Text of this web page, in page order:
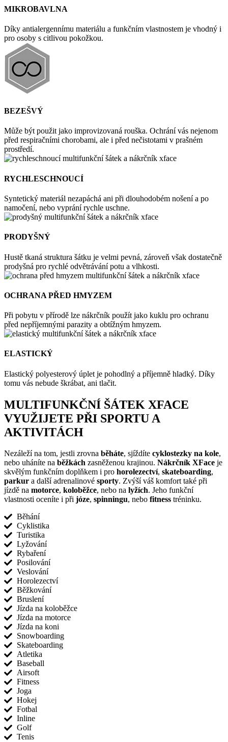
MIKROBAVLNA
Díky antialergennímu materiálu a funkčním vlastnostem je vhodný i
pro osoby s citlivou pokožkou.
BEZEŠVÝ
Může být použit jako improvizovaná rouška. Ochrání vás nejenom
před respiračními chorobami, ale i před nečistotami v prašném
prostředí.
RYCHLESCHNOUCÍ
Syntetický materiál nezapáchá ani při dlouhodobém nošení a po
namočení, nebo vyprání rychle uschne.
PRODYŠNÝ
Hustě tkaná struktura šátku je velmi pevná, zároveň však dostatečně
prodyšná pro rychlé odvětrávání potu a vlhkosti.
OCHRANA PŘED HMYZEM
Při pobytu v přírodě lze nákrčník použít jako kuklu pro ochranu
před nepříjemnými parazity a obtížným hmyzem.
ELASTICKÝ
Elastický polyesterový úplet je pohodlný a příjemně hladký. Díky
tomu vás nebude škrábat, ani tlačit.
MULTIFUNKČNÍ ŠÁTEK XFACE
VYUŽIJETE PŘI SPORTU A
AKTIVITÁCH
Nezáleží na tom, jestli zrovna běháte, sjíždíte cyklostezky na kole,
nebo uháníte na běžkách zasněženou krajinou. Nákrčník XFace je
skvělým funkčním doplňkem i pro horolezectví, skateboarding,
parkur a další adrenalinové sporty. Zvýší váš komfort také při
jízdě na motorce, koloběžce, nebo na lyžích. Jeho funkční
vlastnosti oceníte i při józe, spinningu, nebo fitness tréninku.
Běhání
Cyklistika
Turistika
Lyžování
Rybaření
Posilování
Veslování
Horolezectví
Běžkování
Bruslení
Jízda na koloběžce
Jízda na motorce
Jízda na koni
Snowboarding
Skateboarding
Atletika
Baseball
Airsoft
Fitness
Joga
Hokej
Fotbal
Inline
Golf
Tenis